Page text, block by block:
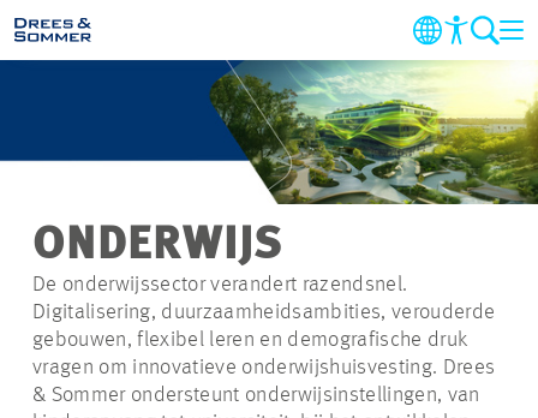
DIENSTEN
SECTOREN
PROJECTEN
BEDRIJF
DUURZAAMHEID
ONDERWIJS
De onderwijssector verandert razendsnel.
Digitalisering, duurzaamheidsambities, verouderde
gebouwen, flexibel leren en demografische druk
vragen om innovatieve onderwijshuisvesting. Drees
& Sommer ondersteunt onderwijsinstellingen, van